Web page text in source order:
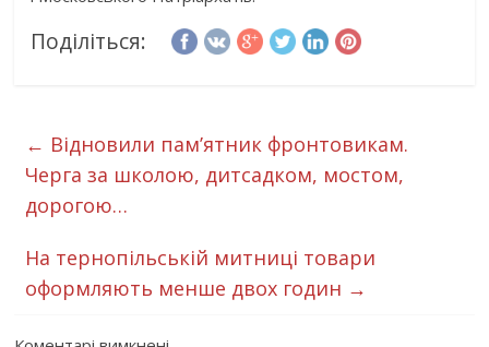
Поділіться:
← Відновили пам’ятник фронтовикам.
Черга за школою, дитсадком, мостом,
дорогою…
На тернопільській митниці товари
оформляють менше двох годин →